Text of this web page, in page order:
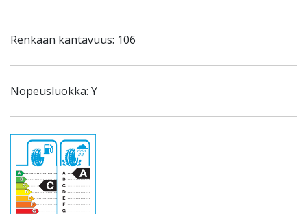
Renkaan kantavuus: 106
Nopeusluokka: Y